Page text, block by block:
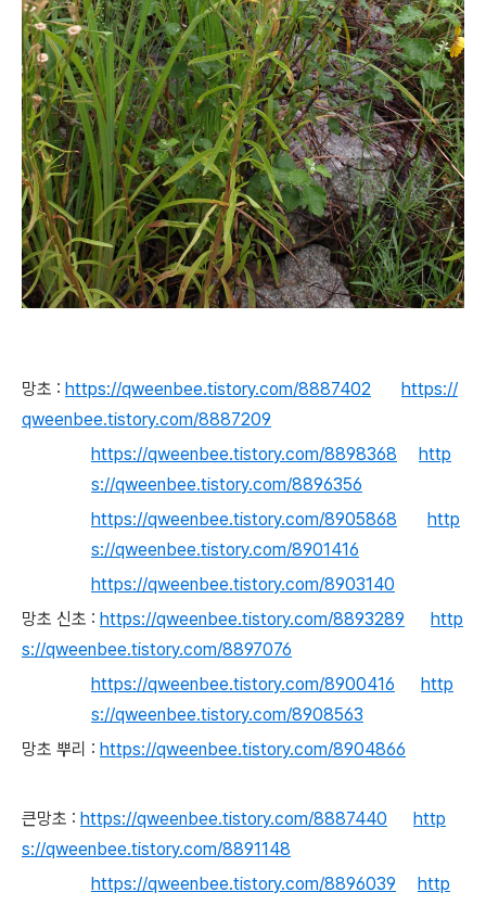
망초 : https://qweenbee.tistory.com/8887402
https://
qweenbee.tistory.com/8887209
https://qweenbee.tistory.com/8898368
http
s://qweenbee.tistory.com/8896356
https://qweenbee.tistory.com/8905868
http
s://qweenbee.tistory.com/8901416
https://qweenbee.tistory.com/8903140
망초 신초 : https://qweenbee.tistory.com/8893289
http
s://qweenbee.tistory.com/8897076
https://qweenbee.tistory.com/8900416
http
s://qweenbee.tistory.com/8908563
망초 뿌리 : https://qweenbee.tistory.com/8904866
큰망초 : https://qweenbee.tistory.com/8887440
http
s://qweenbee.tistory.com/8891148
https://qweenbee.tistory.com/8896039
http